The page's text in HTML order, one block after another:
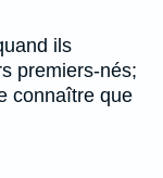
ils
premiers-nés;
connaître que